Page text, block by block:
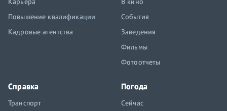
Повышение квалификации
Кадровые агентства
События
Заведения
Фильмы
Фотоотчеты
Справка
Транспорт
Погода
Сейчас